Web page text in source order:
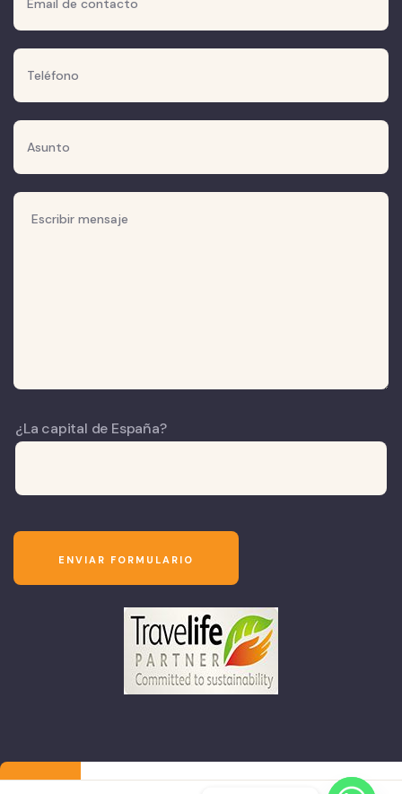
¿La capital de España?